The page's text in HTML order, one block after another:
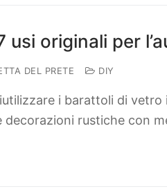
usi originali per
DEL PRETE DIY
i barattoli di vetro
decorazioni rustiche con